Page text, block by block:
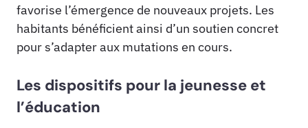
favorise l’émergence de nouveaux projets. Les
habitants bénéficient ainsi d’un soutien concret
pour s’adapter aux mutations en cours.
Les dispositifs pour la jeunesse et
l’éducation